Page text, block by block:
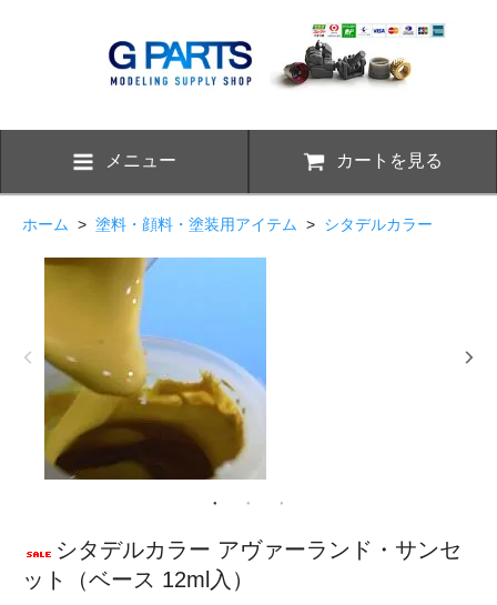
メニュー カートを見る
ホーム > 塗料・顔料・塗装用アイテム > シタデルカラー
シタデルカラー アヴァーランド・サンセ
ット（ベース 12ml入）